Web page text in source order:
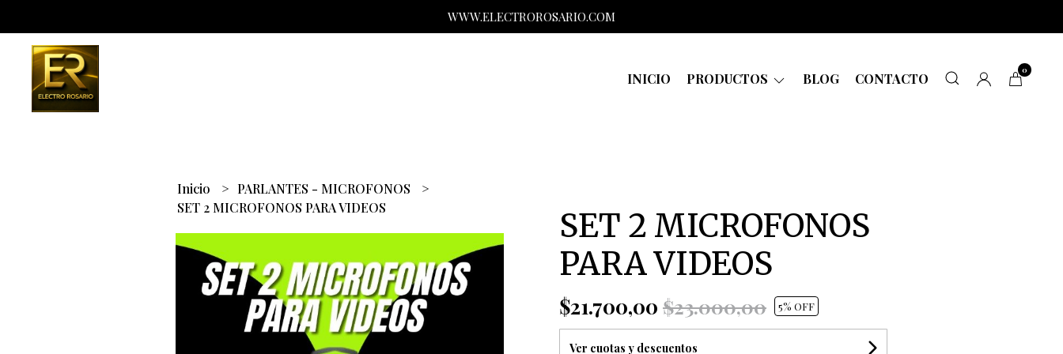
WWW.ELECTROROSARIO.COM
INICIO PRODUCTOS BLOG CONTACTO
0
Inicio
PARLANTES - MICROFONOS
SET 2 MICROFONOS PARA VIDEOS
SET 2 MICROFONOS
PARA VIDEOS
$21.700,00 $23.000,00 5% OFF
Ver cuotas y descuentos